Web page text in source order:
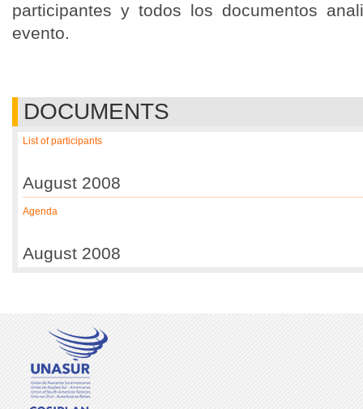
participantes y todos los documentos
evento.
DOCUMENTS
List of participants
August 2008
Agenda
August 2008